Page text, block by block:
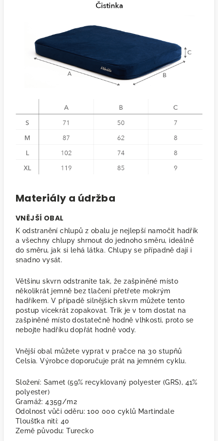
Materiály a údržba
VNĚJŠÍ OBAL
K odstranění chlupů z obalu je nejlepší namočit hadřík
a všechny chlupy shrnout do jednoho směru, ideálně
do směru, jak si lehá látka. Chlupy se případně dají i
snadno vysát.
Většinu skvrn odstraníte tak, že zašpiněné místo
několikrát jemně bez tlačení přetřete mokrým
hadříkem. V případě silnějších skvrn můžete tento
postup vícekrát zopakovat. Trik je v tom dostat na
zašpiněné místo dostatečně hodně vlhkosti, proto se
nebojte hadříku dopřát hodně vody.
Vnější obal můžete vyprat v pračce na 30 stupňů
Celsia. Výrobce doporučuje prát na jemném cyklu.
Složení: Samet (59% recyklovaný polyester (GRS), 41%
polyester)
Gramáž: 435g/m2
Odolnost vůči oděru: 100 000 cyklů Martindale
Tloušťka nití: 40
Země původu: Turecko